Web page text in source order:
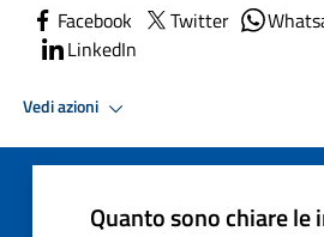
Facebook Twitter
LinkedIn
Vedi azioni
Quanto sono chiare